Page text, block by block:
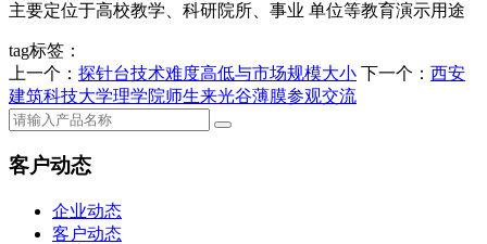
主要定位于高校教学、科研院所、事业 单位等教育演示用途
tag标签：
上一个： 探针台技术难度高低与市场规模大小 下一个： 西安
建筑科技大学理学院师生来光谷薄膜参观交流
客户动态
企业动态
客户动态